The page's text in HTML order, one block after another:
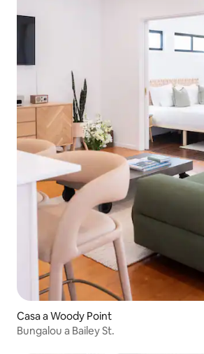
Casa a Woody Point
Bungalou a Bailey St.